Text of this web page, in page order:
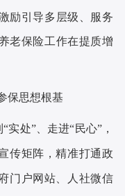
励引导多层级、服务
老保险工作在提质增
保思想根基
实处”、走进“民心”，
传矩阵，精准打通政
门户网站、人社微信